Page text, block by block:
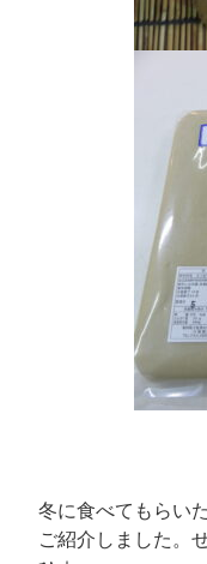
冬に食べてもらい
ご紹介しました。